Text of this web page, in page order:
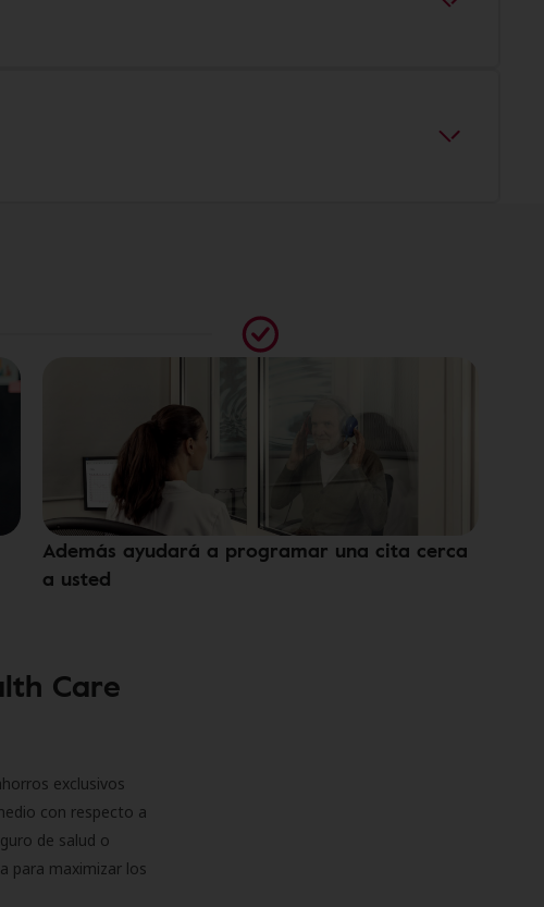
Además ayudará a programar una cita cerca
a usted
Care
exclusivos
con respecto a
de salud o
para maximizar los